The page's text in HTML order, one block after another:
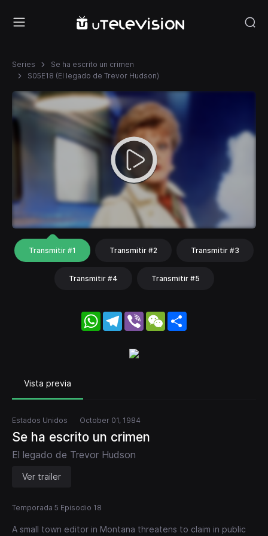
Series
Se ha escrito un crimen
S05E18 (El legado de Trevor Hudson)
Transmitir #1 Transmitir #2 Transmitir #3
Transmitir #4 Transmitir #5
WhatsApp
Telegram
Viber WeChat
Vista previa
Estados Unidos October 01, 1984
Se ha escrito un crimen
El legado de Trevor Hudson
Ver trailer
Temporada 5 Episodio 18
A small town editor in Montana threatens to claim in public